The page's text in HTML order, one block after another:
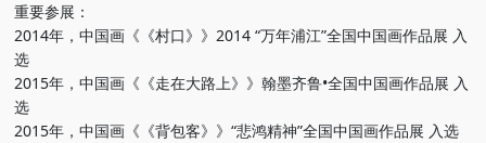
重要参展：
2014年，中国画《《村口》》2014 “万年浦江”全国中国画作品展 入
选
2015年，中国画《《走在大路上》》翰墨齐鲁•全国中国画作品展 入
选
2015年，中国画《《背包客》》“悲鸿精神”全国中国画作品展 入选